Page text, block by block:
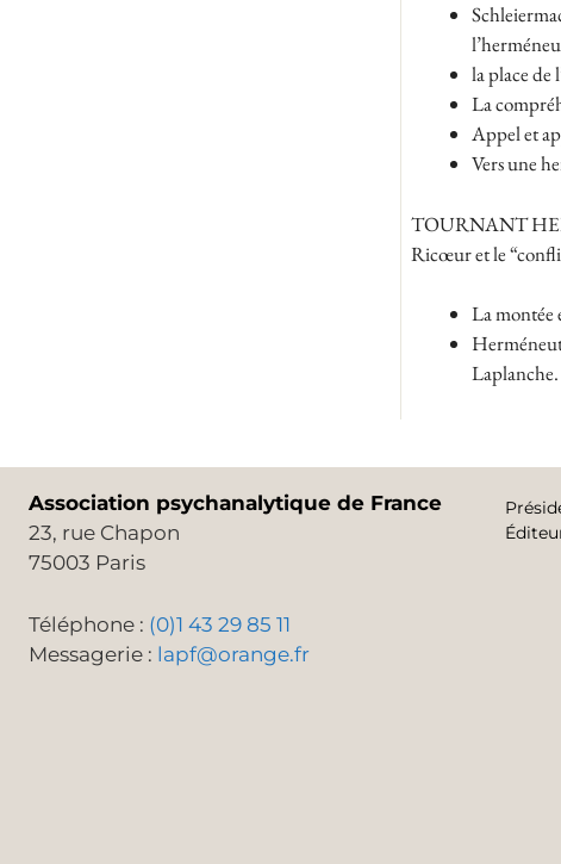
la place de
La
Appel et
Vers une
TOURNANT
Ricœur et le
La montée
Laplanche.
Association psychanalytique de France
23, rue Chapon
75003 Paris
Téléphone : (0)1 43 29 85 11
Messagerie : lapf@orange.fr